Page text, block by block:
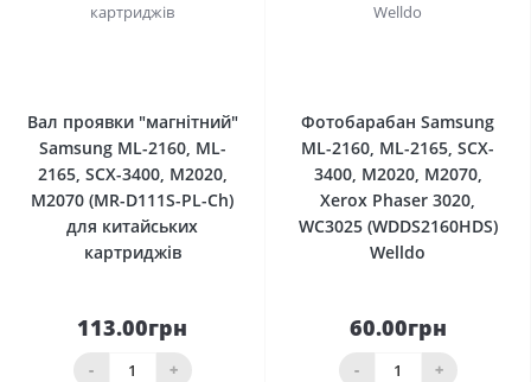
Вал проявки "магнітний"
Samsung ML-2160, ML-
2165, SCX-3400, M2020,
M2070 (MR-D111S-PL-Ch)
для китайських
картриджів
113.00грн
- +
Фотобарабан Samsung
ML-2160, ML-2165, SCX-
3400, M2020, M2070,
Xerox Phaser 3020,
WC3025 (WDDS2160HDS)
Welldo
60.00грн
- +